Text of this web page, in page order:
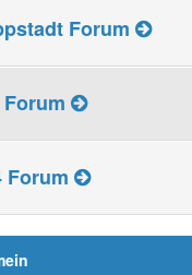
Forum
Forum